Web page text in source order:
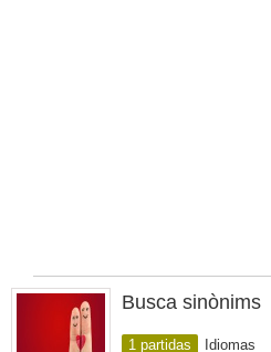
Busca sinònims
1 partidas Idiomas